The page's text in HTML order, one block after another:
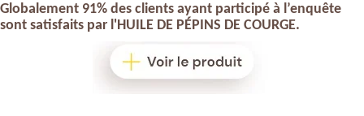
Globalement 91% des clients ayant participé à l’enquête
sont satisfaits par l' HUILE DE P ÉPINS DE COURGE.